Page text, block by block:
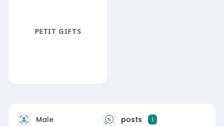
PETIT GIFTS
Male posts 1